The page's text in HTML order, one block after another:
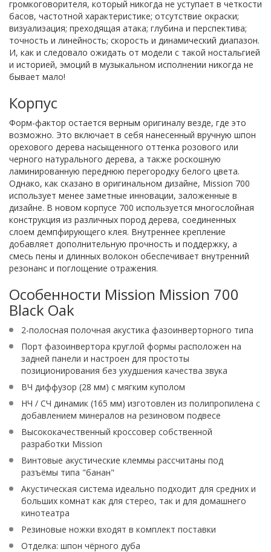
громкоговорителя, который никогда не уступает в четкости
басов, частотной характеристике; отсутствие окраски;
визуализация; преходящая атака; глубина и перспектива;
точность и линейность; скорость и динамический диапазон.
И, как и следовало ожидать от модели с такой ностальгией
и историей, эмоций в музыкальном исполнении никогда не
бывает мало!
Корпус
Форм-фактор остается верным оригиналу везде, где это
возможно. Это включает в себя нанесенный вручную шпон
орехового дерева насыщенного оттенка розового или
черного натурального дерева, а также роскошную
ламинированную переднюю перегородку белого цвета.
Однако, как сказано в оригинальном дизайне, Mission 700
использует менее заметные инновации, заложенные в
дизайне. В новом корпусе 700 используется многослойная
конструкция из различных пород дерева, соединенных
слоем демпфирующего клея. Внутреннее крепление
добавляет дополнительную прочность и поддержку, а
смесь пены и длинных волокон обеспечивает внутренний
резонанс и поглощение отражения.
Особенности Mission Mission 700
Black Oak
2-полосная полочная акустика фазоинверторного типа
Порт фазоинвертора круглой формы расположен на
задней панели и настроен для простоты
позиционирования без ухудшения качества звука
ВЧ диффузор (28 мм) с мягким куполом
НЧ / СЧ динамик (165 мм) изготовлен из полипропилена с
добавлением минералов на резиновом подвесе
Высококачественный кроссовер собственной
разработки Mission
Винтовые акустические клеммы рассчитаны под
разъёмы типа "банан"
Акустическая система идеально подходит для средних и
больших комнат как для стерео, так и для домашнего
кинотеатра
Резиновые ножки входят в комплект поставки
Отделка: шпон чёрного дуба